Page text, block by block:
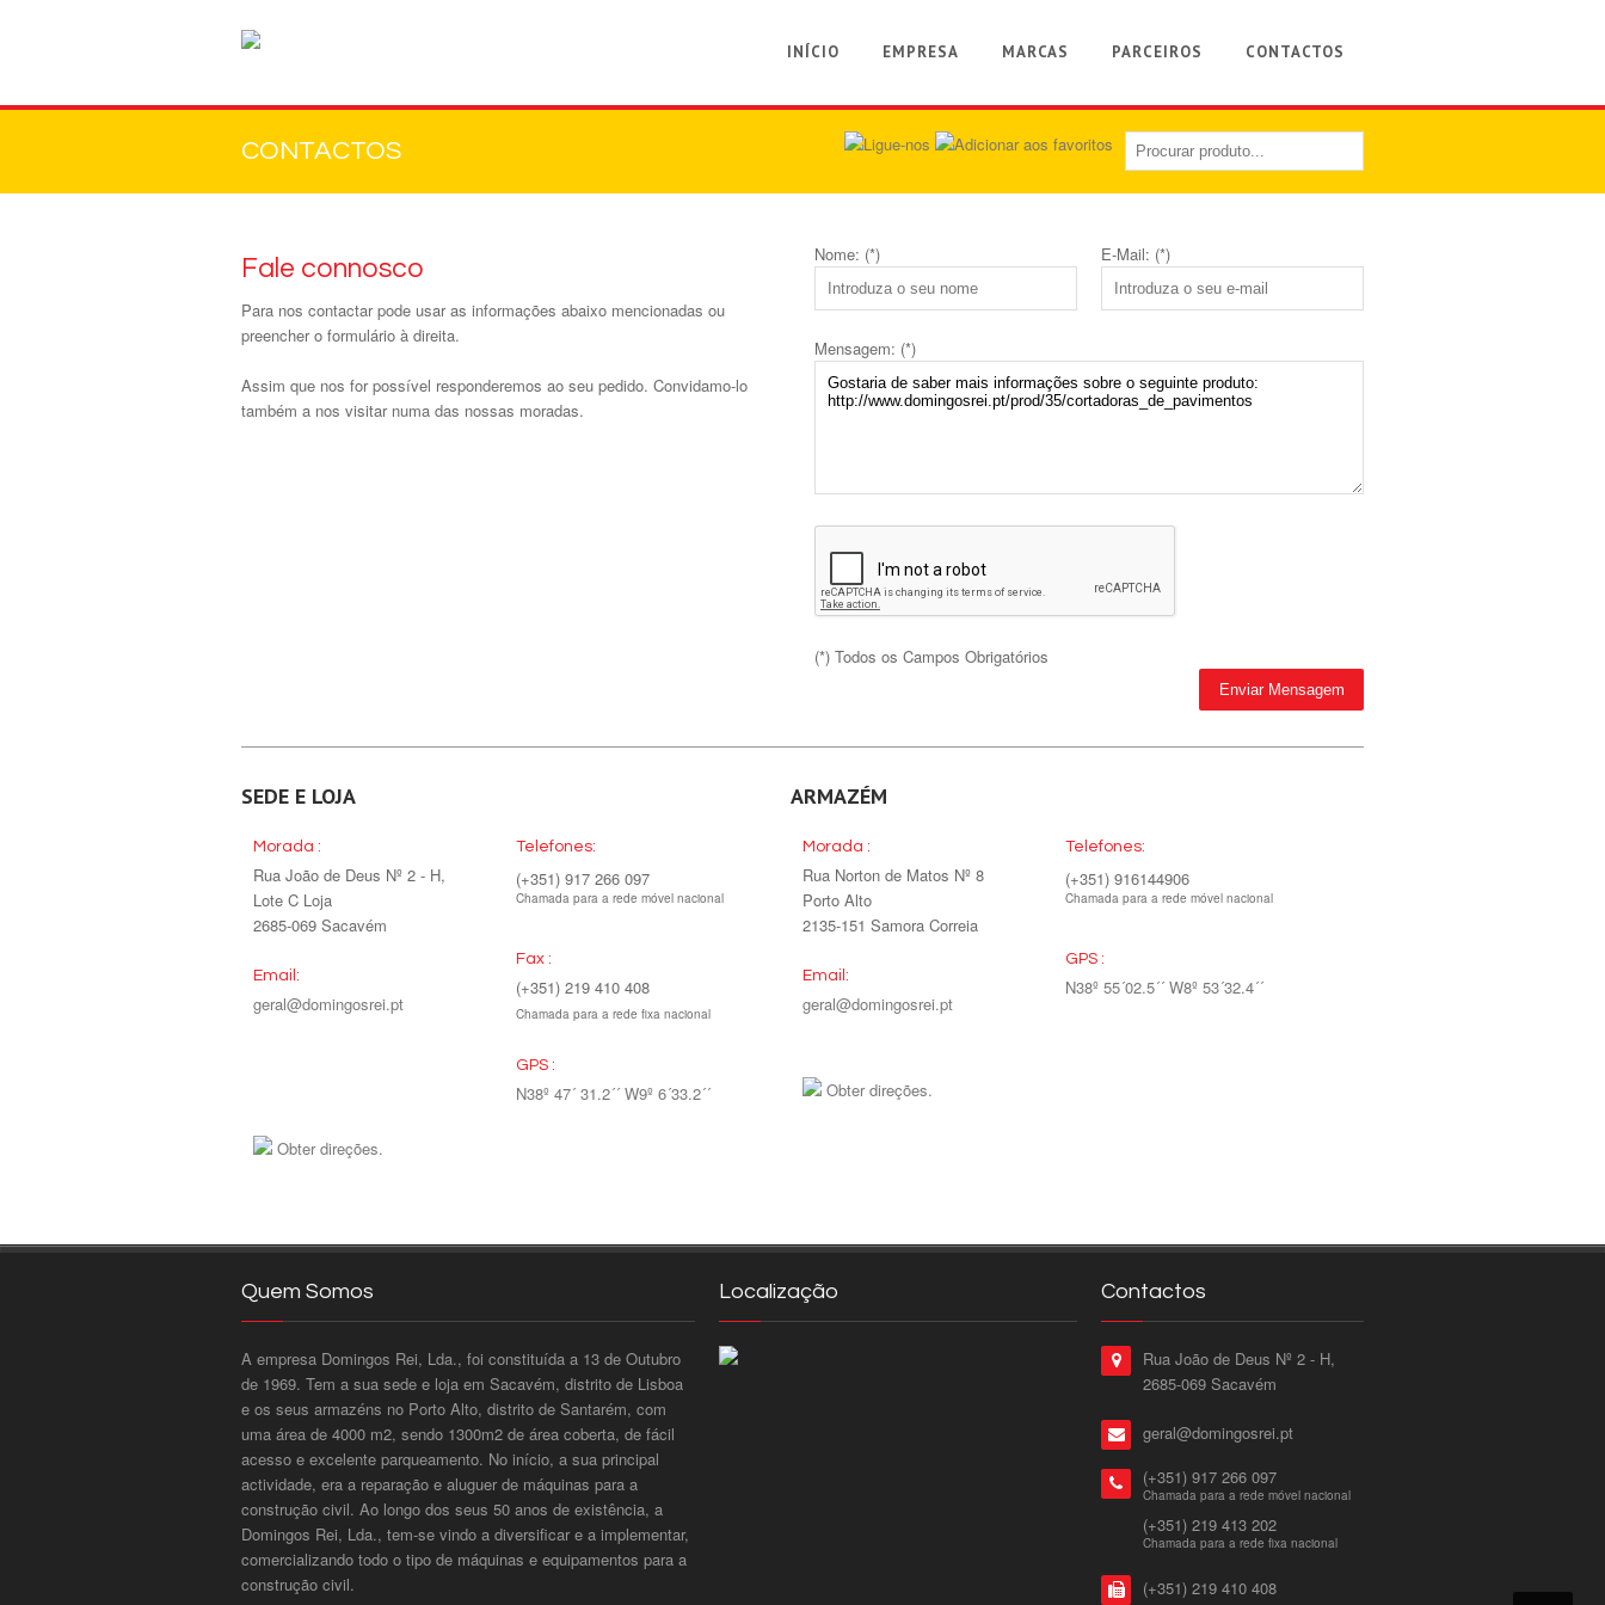
INÍCIO EMPRESA MARCAS PARCEIROS CONTACTOS
CONTACTOS
Fale connosco
Para nos contactar pode usar as informações abaixo mencionadas ou
preencher o formulário à direita.
Assim que nos for possível responderemos ao seu pedido. Convidamo-lo
também a nos visitar numa das nossas moradas.
Nome: (*) E-Mail: (*)
Mensagem: (*)
(*) Todos os Campos Obrigatórios
SEDE E LOJA
Morada :
Rua João de Deus Nº 2 - H,
Lote C Loja
2685-069 Sacavém
Email:
geral@domingosrei.pt
Telefones:
(+351) 917 266 097
Chamada para a rede móvel nacional
Fax :
(+351) 219 410 408
Chamada para a rede fixa nacional
GPS :
N38º 47´ 31.2´´ W9º 6´33.2´´
Obter direções.
ARMAZÉM
Morada :
Rua Norton de Matos Nº 8
Porto Alto
2135-151 Samora Correia
Email:
geral@domingosrei.pt
Telefones:
(+351) 916144906
Chamada para a rede móvel nacional
GPS :
N38º 55´02.5´´ W8º 53´32.4´´
Obter direções.
Quem Somos
A empresa Domingos Rei, Lda., foi constituída a 13 de Outubro
de 1969. Tem a sua sede e loja em Sacavém, distrito de Lisboa
e os seus armazéns no Porto Alto, distrito de Santarém, com
uma área de 4000 m2, sendo 1300m2 de área coberta, de fácil
acesso e excelente parqueamento. No início, a sua principal
actividade, era a reparação e aluguer de máquinas para a
construção civil. Ao longo dos seus 50 anos de existência, a
Domingos Rei, Lda., tem-se vindo a diversificar e a implementar,
comercializando todo o tipo de máquinas e equipamentos para a
construção civil.
Localização Contactos
Rua João de Deus Nº 2 - H,
2685-069 Sacavém
geral@domingosrei.pt
(+351) 917 266 097
Chamada para a rede móvel nacional
(+351) 219 413 202
Chamada para a rede fixa nacional
(+351) 219 410 408